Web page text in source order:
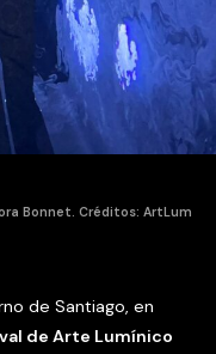
Bonnet. Créditos: ArtLum
de Santiago, en
de Arte Lumínico